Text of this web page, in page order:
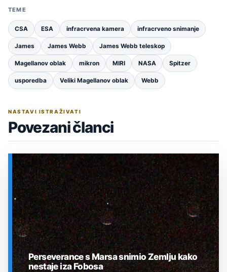
TEME
CSA ESA infracrvena kamera infracrveno snimanje
James James Webb James Webb teleskop
Magellanov oblak mikron MIRI NASA Spitzer
usporedba Veliki Magellanov oblak Webb
NASTAVI ISTRAŽIVATI
Povezani članci
Perseverance s Marsa snimio Zemlju kako
nestaje iza Fobosa